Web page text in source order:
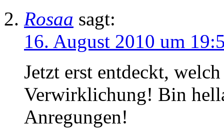
Rosaa sagt:
16. August 2010 um
Jetzt erst entdeckt,
Verwirklichung! Bin
Anregungen!